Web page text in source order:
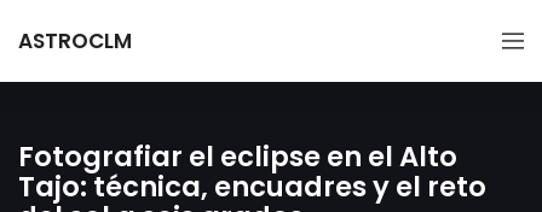
ASTROCLM
Fotografiar el eclipse en el Alto
Tajo: técnica, encuadres y el reto